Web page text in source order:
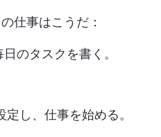
仕事はこうだ：
のタスクを書く。
し、仕事を始める。